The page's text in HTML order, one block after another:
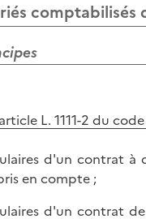
article L. 1111-2 du
d'un contrat
en compte ;
d'un contrat